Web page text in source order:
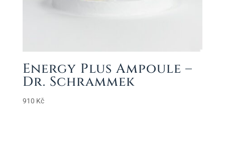
Energy Plus Ampoule –
Dr. Schrammek
910 Kč